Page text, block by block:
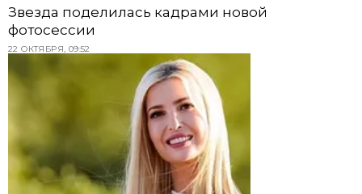
Звезда поделилась кадрами новой
фотосессии
22 ОКТЯБРЯ, 09:52